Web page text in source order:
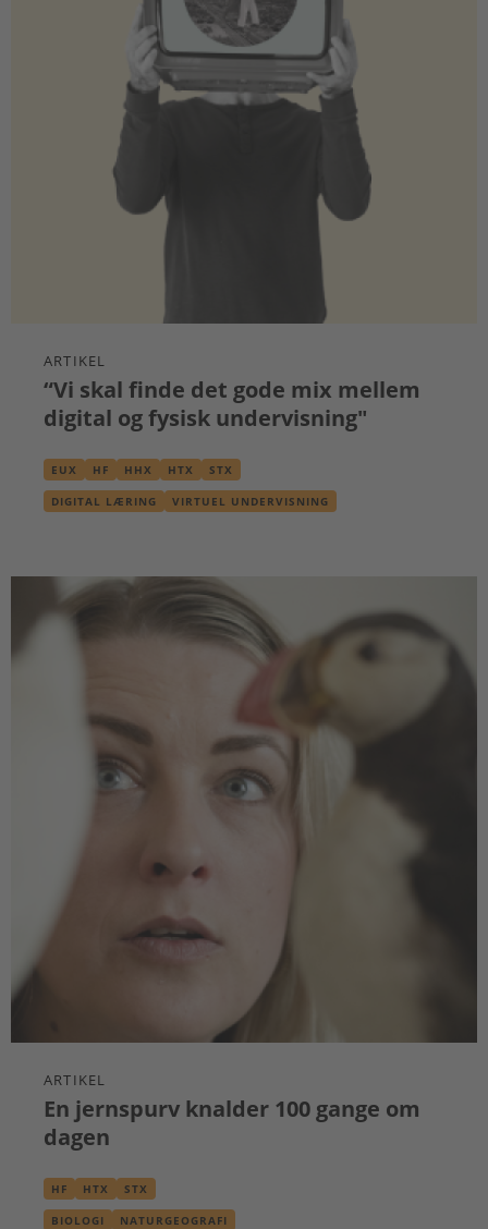
ARTIKEL
“Vi skal finde det gode mix mellem
digital og fysisk undervisning"
EUX HF HHX HTX STX
DIGITAL LÆRING VIRTUEL UNDERVISNING
ARTIKEL
En jernspurv knalder 100 gange om
dagen
HF HTX STX
BIOLOGI NATURGEOGRAFI